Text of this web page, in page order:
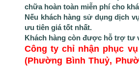
chữa hoàn toàn miễn phí cho
Nếu khách hàng sử dụng dịch
ưu tiên giá tốt nhất.
Khách hàng còn được hỗ trợ tư
Công ty chỉ nhận phục
(Phường Bình Thuỷ,